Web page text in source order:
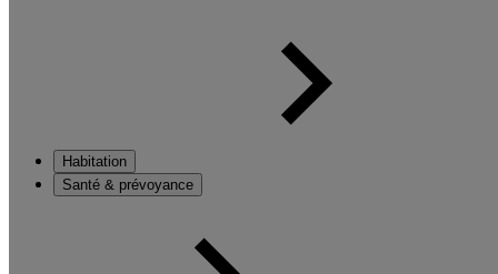
Habitation
Santé & prévoyance